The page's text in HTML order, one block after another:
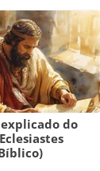
do